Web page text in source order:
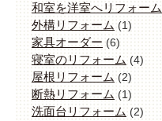
和室を洋室へリフォーム
外構リフォーム(1)
家具オーダー (6)
寝室のリフォーム(4)
屋根リフォーム (2)
断熱リフォーム(1)
洗面台リフォーム(2)